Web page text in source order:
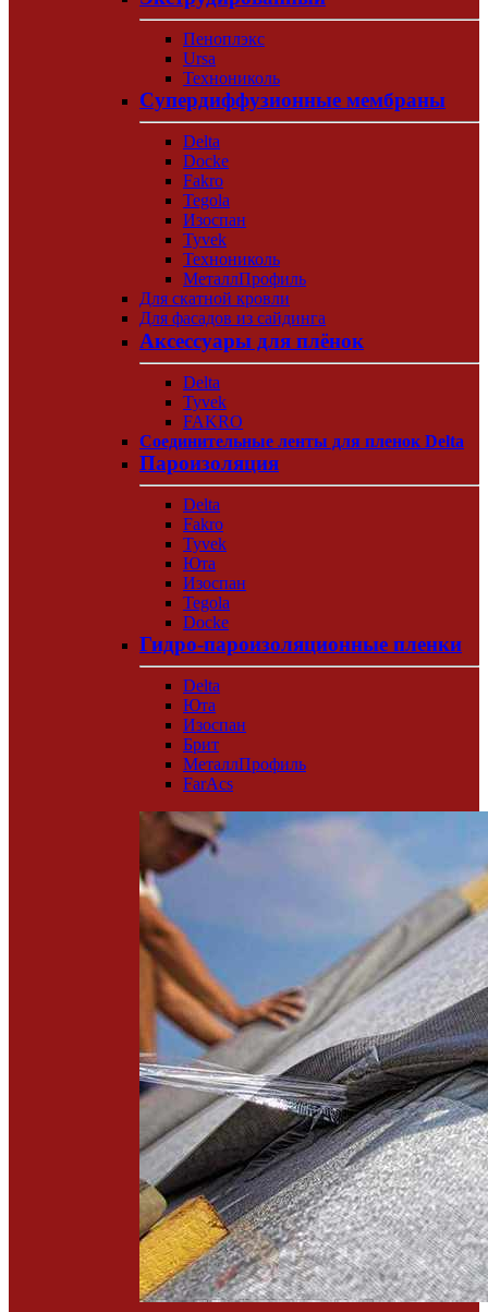
Пеноплэкс
Ursa
Технониколь
Супердиффузионные мембраны
Delta
Docke
Fakro
Tegola
Изоспан
Tyvek
Технониколь
МеталлПрофиль
Для скатной кровли
Для фасадов из сайдинга
Аксессуары для плёнок
Delta
Tyvek
FAKRO
Соединительные ленты для пленок Delta
Пароизоляция
Delta
Fakro
Tyvek
Юта
Изоспан
Tegola
Docke
Гидро-пароизоляционные пленки
Delta
Юта
Изоспан
Брит
МеталлПрофиль
FarAcs